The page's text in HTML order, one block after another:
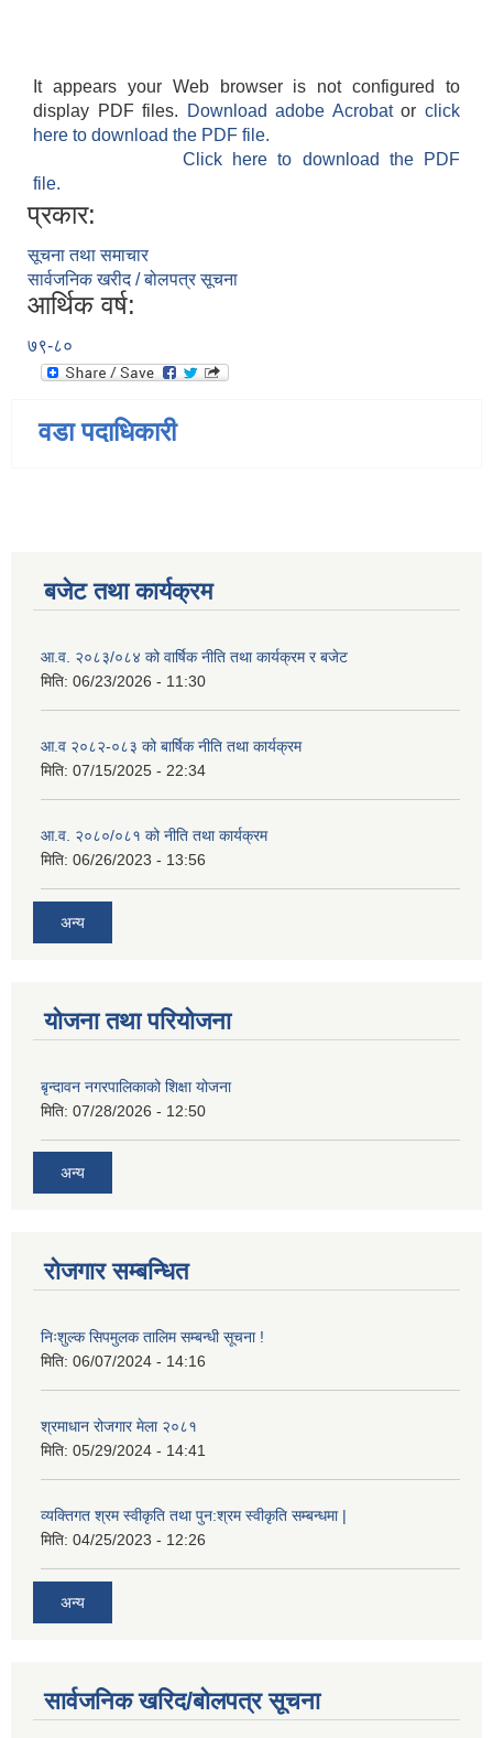
It appears your Web browser is not configured to
display PDF files.
Download adobe Acrobatorclick
here to download the PDF file.
Click here to download the PDF
file.
प्रकार:
सूचना तथा समाचार
सार्वजनिक खरीद / बोलपत्र सूचना
आर्थिक वर्ष:
७९-८०
वडा पदाधिकारी
बजेट तथा कार्यक्रम
आ.व. २०८३/०८४ को वार्षिक नीति तथा कार्यक्रम र बजेट
मिति: 06/23/2026 - 11:30
आ.व २०८२-०८३ को बार्षिक नीति तथा कार्यक्रम
मिति: 07/15/2025 - 22:34
आ.व. २०८०/०८१ को नीति तथा कार्यक्रम
मिति: 06/26/2023 - 13:56
अन्य
योजना तथा परियोजना
बृन्दावन नगरपालिकाको शिक्षा योजना
मिति: 07/28/2026 - 12:50
अन्य
रोजगार सम्बन्धित
निःशुल्क सिपमुलक तालिम सम्बन्धी सूचना !
मिति: 06/07/2024 - 14:16
श्रमाधान रोजगार मेला २०८१
मिति: 05/29/2024 - 14:41
व्यक्तिगत श्रम स्वीकृति तथा पुन:श्रम स्वीकृति सम्बन्धमा |
मिति: 04/25/2023 - 12:26
अन्य
सार्वजनिक खरिद/बोलपत्र सूचना